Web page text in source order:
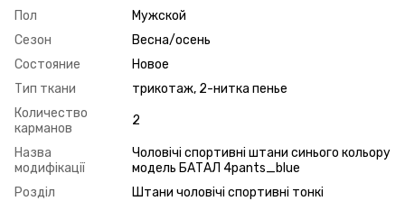
Пол
Мужской
Сезон
Весна/осень
Состояние
Новое
Тип ткани
трикотаж, 2-нитка пенье
Количество
карманов
2
Назва
модифікації
Чоловічі спортивні штани синього кольору
модель БАТАЛ 4pants_blue
Розділ
Штани чоловічі спортивні тонкі